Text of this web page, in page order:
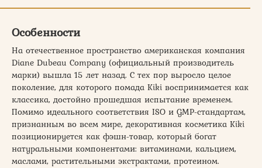
Особенности
На отечественное пространство американская компания
Diane Dubeau Company (официальный производитель
марки) вышла 15 лет назад. С тех пор выросло целое
поколение, для которого помада Kiki воспринимается как
классика, достойно прошедшая испытание временем.
Помимо идеального соответствия ISO и GMP-стандартам,
признанным во всем мире, декоративная косметика Kiki
позиционируется как фэшн-товар, который богат
натуральными компонентами: витаминами, кальцием,
маслами, растительными экстрактами, протеином.